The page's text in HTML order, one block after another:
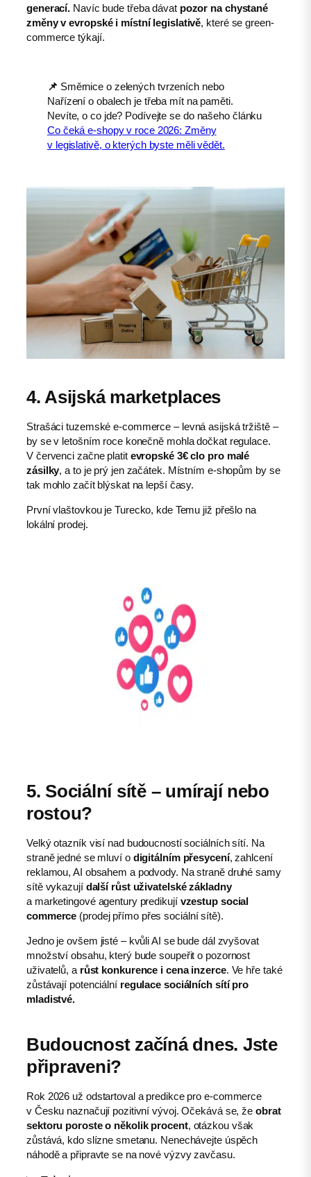
generací. Navíc bude třeba dávat pozor na chystané
změny v evropské i místní legislativě, které se green-
commerce týkají.
📌 Směrnice o zelených tvrzeních nebo
Nařízení o obalech je třeba mít na paměti.
Nevíte, o co jde? Podívejte se do našeho článku
Co čeká e-shopy v roce 2026: Změny
v legislativě, o kterých byste měli vědět.
4. Asijská marketplaces
Strašáci tuzemské e-commerce – levná asijská tržiště –
by se v letošním roce konečně mohla dočkat regulace.
V červenci začne platit evropské 3€ clo pro malé
zásilky, a to je prý jen začátek. Místním e-shopům by se
tak mohlo začít blýskat na lepší časy.
První vlaštovkou je Turecko, kde Temu již přešlo na
lokální prodej.
5. Sociální sítě – umírají nebo
rostou?
Velký otazník visí nad budoucností sociálních sítí. Na
straně jedné se mluví odigitálním přesycení, zahlcení
reklamou, AI obsahem a podvody. Na straně druhé samy
sítě vykazujídalší růst uživatelské základny
a marketingové agentury predikují vzestup social
commerce (prodej přímo přes sociální sítě).
Jedno je ovšem jisté – kvůli AI se bude dál zvyšovat
množství obsahu, který bude soupeřit o pozornost
uživatelů, a růst konkurence i cena inzerce. Ve hře také
zůstávají potenciální regulace sociálních sítí pro
mladistvé.
Budoucnost začíná dnes. Jste
připraveni?
Rok 2026 už odstartoval a predikce pro e-commerce
v Česku naznačují pozitivní vývoj. Očekává se, že obrat
sektoru poroste o několik procent, otázkou však
zůstává, kdo slízne smetanu. Nenechávejte úspěch
náhodě a připravte se na nové výzvy zavčasu.